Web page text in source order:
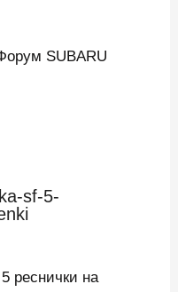
SUBARU
sf-5-
реснички на